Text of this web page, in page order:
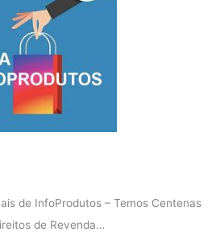
de InfoProdutos – Temos Centenas
de Revenda…